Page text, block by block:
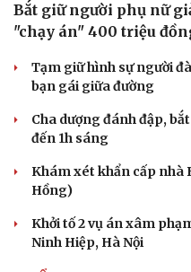
Di sản
Bắt giữ người phụ nữ
"chạy án" 400 triệu
Tạm giữ hình sự người
bạn gái giữa đường
Cha dượng đánh đập,
đến 1h sáng
Khám xét khẩn cấp nhà
Hồng)
Khởi tố 2 vụ án xâm
Ninh Hiệp, Hà Nội